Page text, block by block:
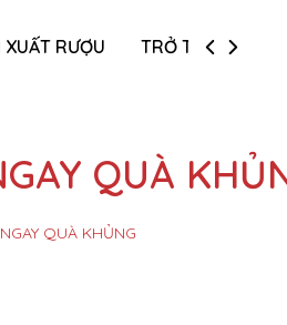
XUẤT RƯỢU TRỞ THÀNH ĐẠI LÝ
QUÀ
QUÀ KHỦNG